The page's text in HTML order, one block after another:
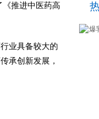
《推进中医药高
业具备较大的
承创新发展，